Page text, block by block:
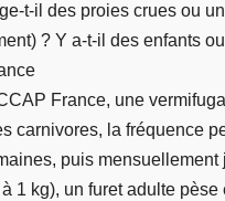
t-il des proies crues ou
? Y a-t-il des enfants
France, une
carnivores, la
puis
1 kg), un furet adulte